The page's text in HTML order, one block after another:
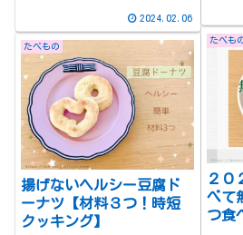
2024.02.06
たべも
２０
べて
つ食
たべもの
揚げないヘルシー豆腐ド
ーナツ【材料３つ！時短
クッキング】